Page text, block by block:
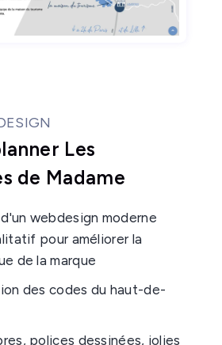
Les
de Madame
webdesign moderne
pour améliorer la
de la marque
des codes du haut-de-
polices dessinées, jolies